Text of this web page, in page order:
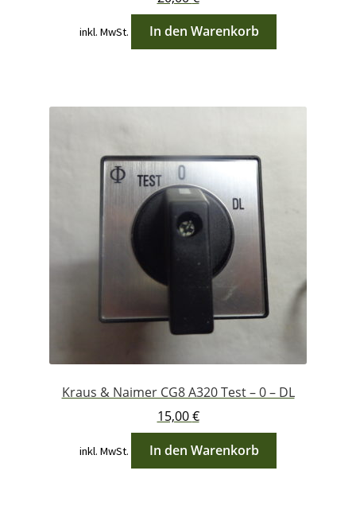
inkl. MwSt. In den Warenkorb
Kraus & Naimer CG8 A320 Test – 0 – DL
15,00€
inkl. MwSt. In den Warenkorb